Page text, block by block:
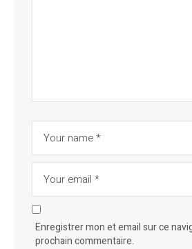
Enregistrer mon et email sur ce
prochain commentaire.